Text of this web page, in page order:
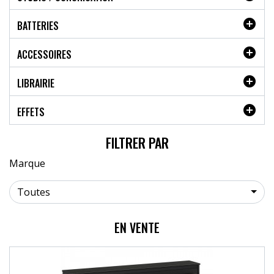
BATTERIES 
ACCESSOIRES 
LIBRAIRIE 
EFFETS 
FILTRER PAR
Marque
Toutes
EN VENTE